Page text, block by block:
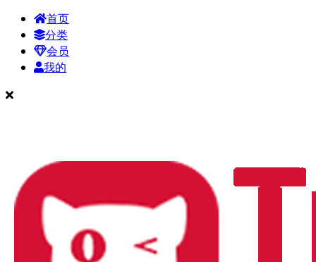
首页
分类
会员
我的